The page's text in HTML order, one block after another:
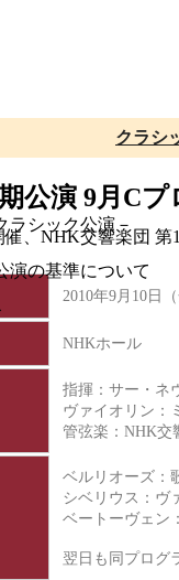
ラシック公演－
演の基準について
クラシ
公演 9月Cプ
、NHK交響楽団
2010年9月10日（
NHKホール
指揮：サー・ネ
ヴァイオリン：
管弦楽： NHK交
ベルリオーズ：
シベリウス：ヴ
ベートーヴェン
翌日も同プロ